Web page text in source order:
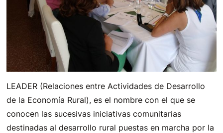
LEADER (Relaciones entre Actividades de Desarrollo
de la Economía Rural), es el nombre con el que se
conocen las sucesivas iniciativas comunitarias
destinadas al desarrollo rural puestas en marcha por la